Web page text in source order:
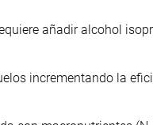
añadir alcohol
incrementando la